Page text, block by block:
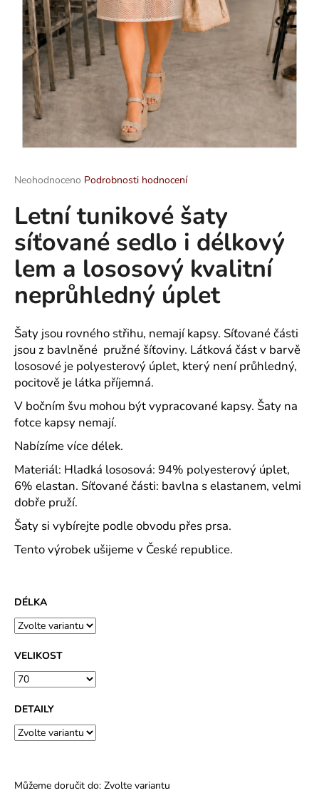
Průměrné
produktu
je
z
5
hvězdiček.
Neohodnoceno Podrobnosti hodnocení
Letní tunikové šaty
síťované sedlo i délkový
lem a lososový kvalitní
neprůhledný úplet
Šaty jsou rovného střihu, nemají kapsy. Síťované části
jsou z bavlněné pružné šíťoviny. Látková část v barvě
lososové je polyesterový úplet, který není průhledný,
pocitově je látka příjemná.
V bočním švu mohou být vypracované kapsy. Šaty na
fotce kapsy nemají.
Nabízíme více délek.
Materiál: Hladká lososová: 94% polyesterový úplet,
6% elastan. Síťované části: bavlna s elastanem, velmi
dobře pruží.
Šaty si vybírejte podle obvodu přes prsa.
Tento výrobek ušijeme v České republice.
DÉLKA
VELIKOST
DETAILY
Můžeme doručit do: Zvolte variantu
a
D
o
p
o
r
u
č
u
j
e
m
e
ROVNÝ
TEPLÁKOVÝ
KABÁT
-
VARIANTY
DÉLEK
1
200
Kč